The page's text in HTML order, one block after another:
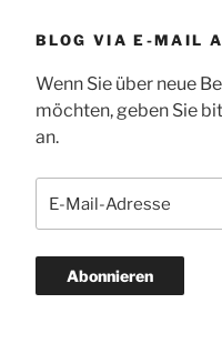
BLOG VIA E-MAIL
Wenn Sie über neue
möchten, geben Sie
an.
Mail-
Abonnieren